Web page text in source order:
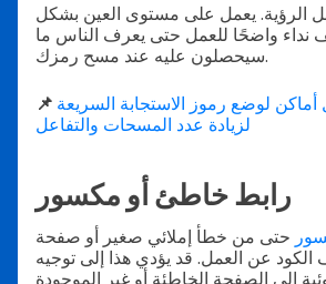
يعمل على مستوى العين بشكل
نداء واضحًا للعمل حتى يعرف الناس ما
سيحصلون عليه عند مسح رمزك.
📌 لوضع رموز الاستجابة السريعة
لزيادة عدد المسحات والتفاعل
رابط خاطئ أو مكسور
حتى من خطأ إملائي صغير أو صفحة
الكود عن العمل. قد يؤدي هذا إلى توجيه